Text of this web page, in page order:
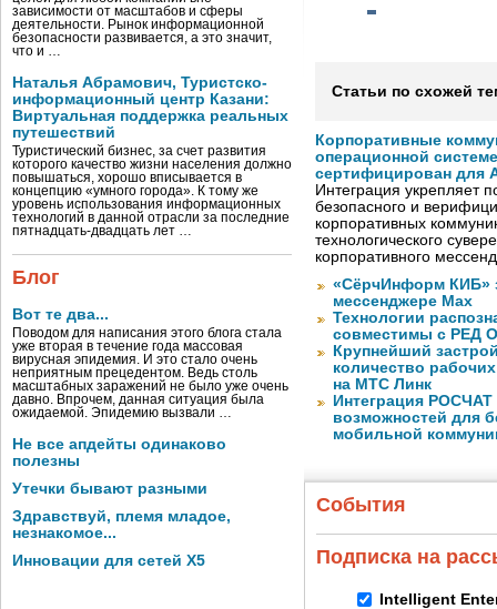
зависимости от масштабов и сферы
деятельности. Рынок информационной
безопасности развивается, а это значит,
что и …
Наталья Абрамович, Туристско-
информационный центр Казани:
Виртуальная поддержка реальных
путешествий
Туристический бизнес, за счет развития
которого качество жизни населения должно
повышаться, хорошо вписывается в
концепцию «умного города». К тому же
уровень использования информационных
технологий в данной отрасли за последние
пятнадцать-двадцать лет …
Блог
Вот те два...
Поводом для написания этого блога стала
уже вторая в течение года массовая
вирусная эпидемия. И это стало очень
неприятным прецедентом. Ведь столь
масштабных заражений не было уже очень
давно. Впрочем, данная ситуация была
ожидаемой. Эпидемию вызвали …
Не все апдейты одинаково
полезны
Утечки бывают разными
Здравствуй, племя младое,
незнакомое...
Инновации для сетей X5
Статьи по схожей
Корпоративные
операционной
сертифицирован для
Интеграция укрепляет
безопасного и
корпоративных
технологического
корпоративного
«СёрчИнформ КИБ»
мессенджере Max
Технологии
совместимы с РЕД
Крупнейший
количество
на МТС Линк
Интеграция
возможностей для
мобильной
События
Подписка на
Intelligent